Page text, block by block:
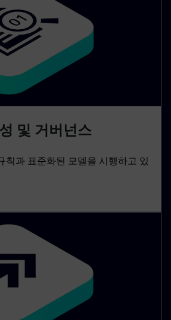
및 거버넌스
칙과 표준화된 모델을 시행하고 있